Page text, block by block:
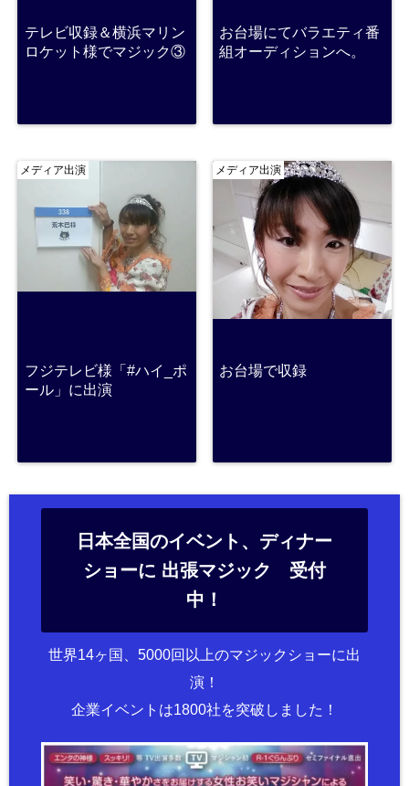
テレビ収録＆横浜マリン
ロケット様でマジック③
お台場にてバラエティ番
組オーディションへ。
メディア出演
フジテレビ様「#ハイ_ポ
ール」に出演
メディア出演
お台場で収録
日本全国のイベント、ディナー
ショーに 出張マジック 受付
中！
世界14ヶ国、5000回以上のマジックショーに出
演！
企業イベントは1800社を突破しました！